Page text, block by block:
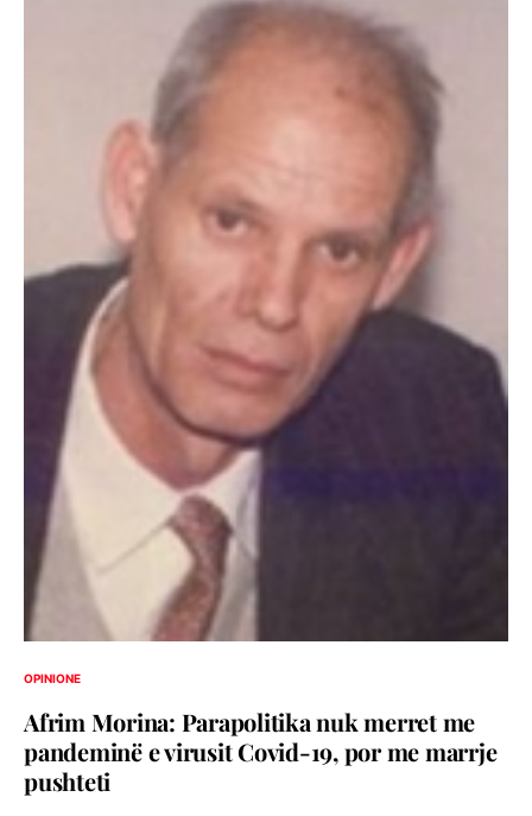
OPINIONE
Afrim Morina: Parapolitika nuk merret me
pandeminë e virusit Covid-19, por me marrje
pushteti